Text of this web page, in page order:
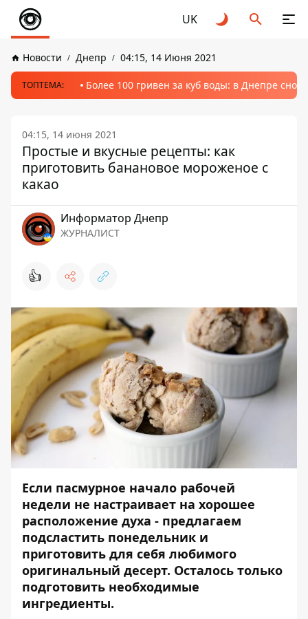
UK
Новости Днепр 04:15, 14 Июня 2021
ТОПТЕМА: Более 100 гривен за куб воды: в Днепре
04:15, 14 июня 2021
Простые и вкусные рецепты: как
приготовить банановое мороженое с
какао
Информатор Днепр
ЖУРНАЛИСТ
👍
Если пасмурное начало рабочей
недели не настраивает на хорошее
расположение духа - предлагаем
подсластить понедельник и
приготовить для себя любимого
оригинальный десерт. Осталось только
подготовить необходимые
ингредиенты.